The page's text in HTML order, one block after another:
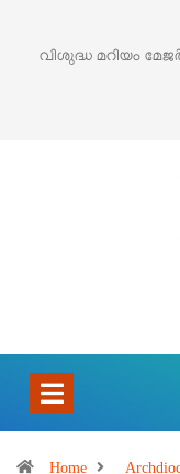
തിരുനാൾ